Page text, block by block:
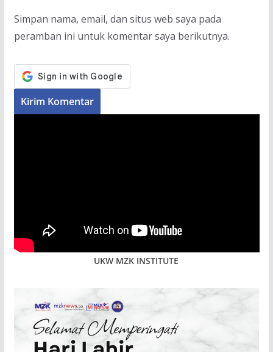
Simpan nama, email, dan situs web saya pada
peramban ini untuk komentar saya berikutnya.
UKW MZK INSTITUTE